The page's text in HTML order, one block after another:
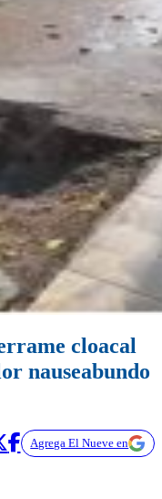
cloacal
nauseabundo
Agrega El Nueve en